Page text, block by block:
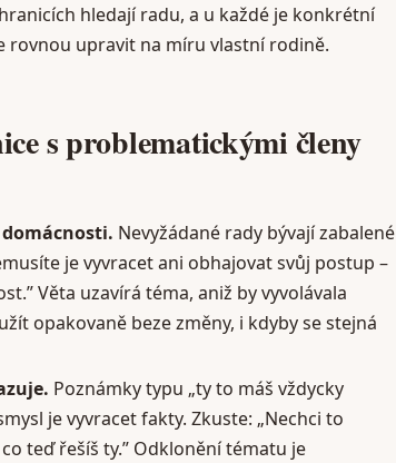
hledají radu, a u každé je konkrétní
rovnou upravit na míru vlastní rodině.
s problematickými členy
Nevyžádané rady bývají zabalené
je vyvracet ani obhajovat svůj postup –
Věta uzavírá téma, aniž by vyvolávala
opakovaně beze změny, i kdyby se stejná
Poznámky typu „ty to máš vždycky
je vyvracet fakty. Zkuste: „Nechci to
teď řešíš ty.” Odklonění tématu je